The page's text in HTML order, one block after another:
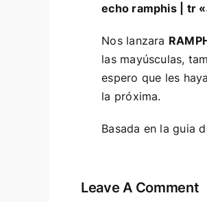
echo ramphis | tr
Nos lanzara
las mayúsculas,
espero que les
la próxima.
Basada en la guia
Leave A Comment